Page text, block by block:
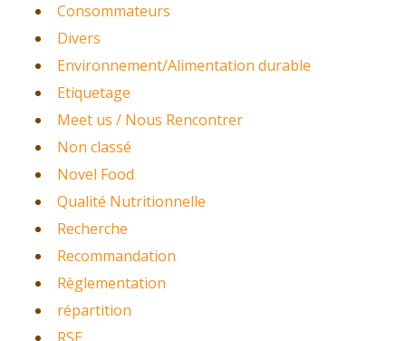
Consommateurs
Divers
Environnement/Alimentation durable
Etiquetage
Meet us / Nous Rencontrer
Non classé
Novel Food
Qualité Nutritionnelle
Recherche
Recommandation
Règlementation
répartition